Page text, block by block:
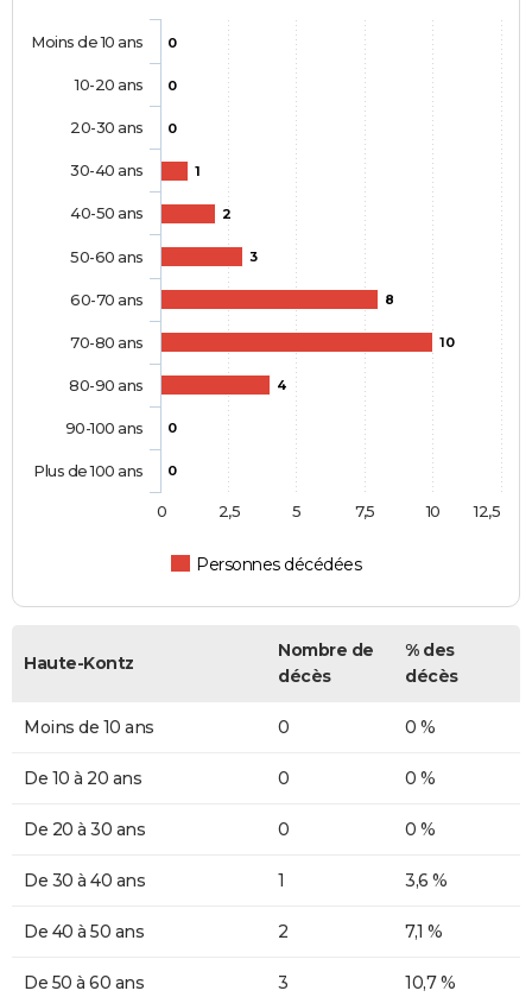
0
0
0
1
2
3
8
10
4
0
0
Personnes décédées
Moins de 10 ans
10-20 ans
20-30 ans
30-40 ans
40-50 ans
50-60 ans
60-70 ans
70-80 ans
80-90 ans
90-100 ans
Plus de 100 ans
0 10
2,5 5 7,5 12,5
Haute-Kontz
Nombre de
décès
% des
décès
Moins de 10 ans 0 0 %
De 10 à 20 ans 0 0 %
De 20 à 30 ans 0 0 %
De 30 à 40 ans 1 3,6 %
De 40 à 50 ans 2 7,1 %
De 50 à 60 ans 3 10,7 %